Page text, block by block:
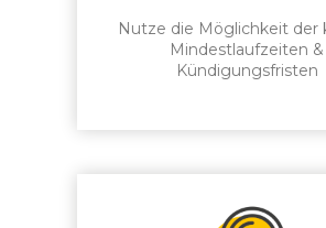
Nutze die Möglichkeit der
Mindestlaufzeiten &
Kündigungsfristen